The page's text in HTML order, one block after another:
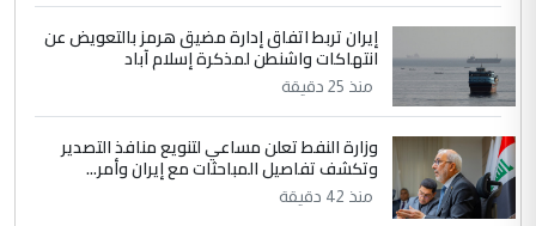
4
التعليق : واحد من عصابة علي ماما يسقط
جنسية الرافد الثالث للعراق ومن اصول عريقة
ابا فرات ...
الموضوع :
الجواهري يرد على صدام حسين سل
مضجعيك يابن الزنا (نص كامل)
إيران تربط اتفاق إدارة مضيق هرمز بالتعويض عن
انتهاكات واشنطن لمذكرة إسلام آباد
منذ 25 دقيقة
وزارة النفط تعلن مساعي لتنويع منافذ التصدير
وتكشف تفاصيل المباحثات مع إيران وأمر...
منذ 42 دقيقة